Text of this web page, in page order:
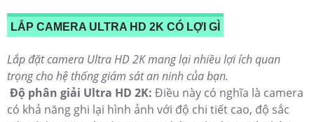
LẮP CAMERA ULTRA HD 2K CÓ LỢI GÌ
Lắp đặt camera Ultra HD 2K mang lại nhiều lợi ích quan
trọng cho hệ thống giám sát an ninh của bạn.
Độ phân giải Ultra HD 2K: Điều này có nghĩa là camera
có khả năng ghi lại hình ảnh với độ chi tiết cao, độ sắc